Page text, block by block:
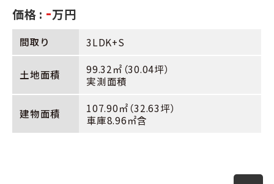
価格 : -万円
間取り 3LDK+S
土地面積
99.32㎡（30.04坪）
実測面積
建物面積
107.90㎡（32.63坪）
車庫8.96㎡含